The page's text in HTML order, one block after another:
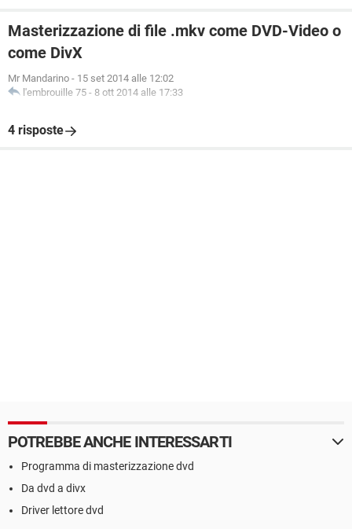
Masterizzazione di file .mkv come DVD-Video o
come DivX
Mr Mandarino - 15 set 2014 alle 12:02
l'embrouille 75 - 8 ott 2014 alle 17:33
4 risposte
POTREBBE ANCHE INTERESSARTI
Programma di masterizzazione dvd
Da dvd a divx
Driver lettore dvd